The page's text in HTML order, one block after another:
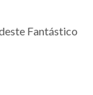
Fantástico